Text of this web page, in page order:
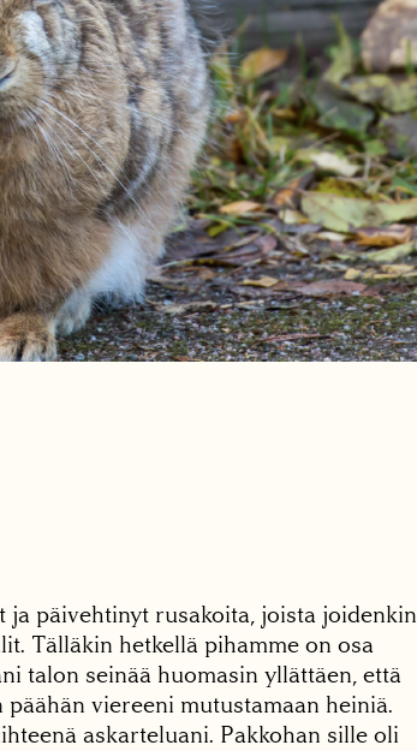
päivehtinyt rusakoita, joista joidenkin
Tälläkin hetkellä pihamme on osa
talon seinää huomasin yllättäen, että
viereeni mutustamaan heiniä.
askarteluani. Pakkohan sille oli